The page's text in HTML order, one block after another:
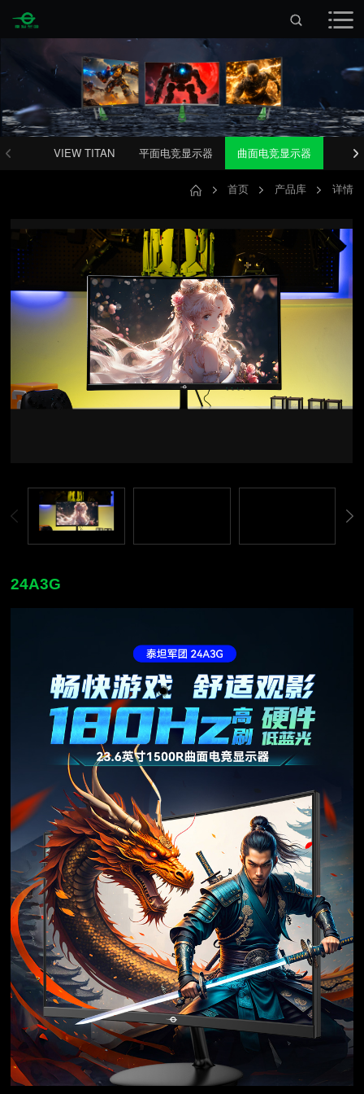
VIEW TITAN 平面电竞显示器 曲面电竞显示器
首页 产品库 详情
24A3G